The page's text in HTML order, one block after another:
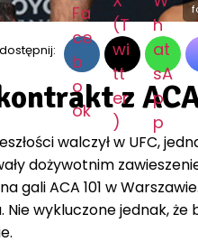
z
walczył w UFC,
dożywotnim
gali ACA 101 w
Nie wykluczone jednak, że